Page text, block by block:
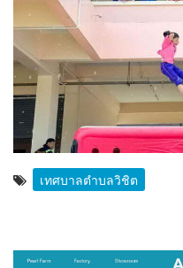
เทศบาลตำบลวิชิต